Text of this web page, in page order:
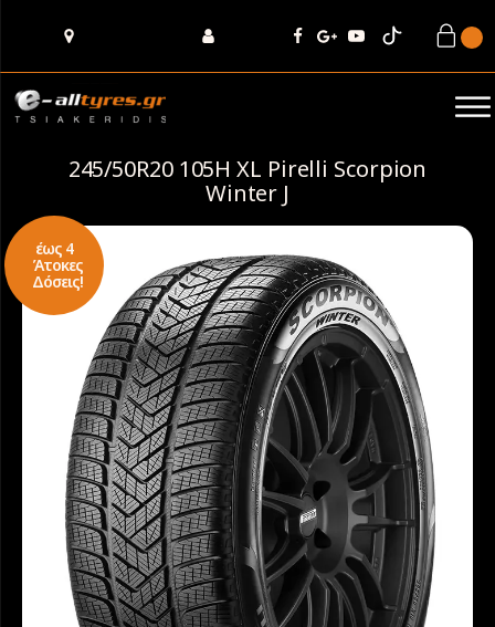
245/50R20 105H XL Pirelli Scorpion
Winter J
έως 4
Άτοκες
Δόσεις!